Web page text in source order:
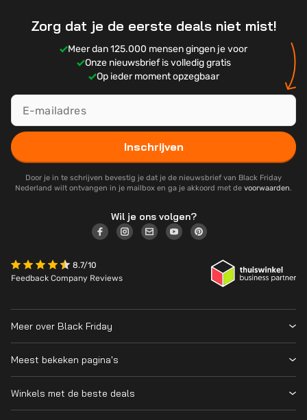
Zorg dat je de eerste deals niet mist!
Meer dan 125.000 mensen gingen je voor
Onze nieuwsbrief is volledig gratis
Op ieder moment opzegbaar
Inschrijven
Door je in te schrijven bevestig je dat je de nieuwsbrief van Black Friday
Nederland wilt ontvangen in je mailbox en ga je akkoord met de voorwaarden.
Wil je ons volgen?
8.7/10
Feedback Company Reviews
Meer over Black Friday
Wanneer is Black Friday?
Cyber Monday 2026
Over ons
Meest bekeken pagina's
Winkels met de beste deals